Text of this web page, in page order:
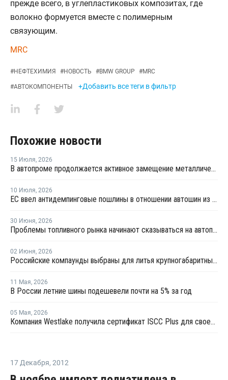
прежде всего, в углепластиковых композитах, где
волокно формуется вместе с полимерным
связующим.
MRC
#НЕФТЕХИМИЯ #НОВОСТЬ #BMW GROUP #MRC
#АВТОКОМПОНЕНТЫ +Добавить все теги в фильтр
Похожие новости
15 Июля, 2026
В автопроме продолжается активное замещение металлических компонентов конструкционными полимерами
10 Июля, 2026
ЕС ввел антидемпинговые пошлины в отношении автошин из КНР
30 Июня, 2026
Проблемы топливного рынка начинают сказываться на автоперевозках
02 Июня, 2026
Российские компаунды выбраны для литья крупногабаритных автокомпонентов BELGEE
11 Мая, 2026
В России летние шины подешевели почти на 5% за год
05 Мая, 2026
Компания Westlake получила сертификат ISCC Plus для своего завода по производству эпоксидных смол в Техасе
17 Декабря, 2012